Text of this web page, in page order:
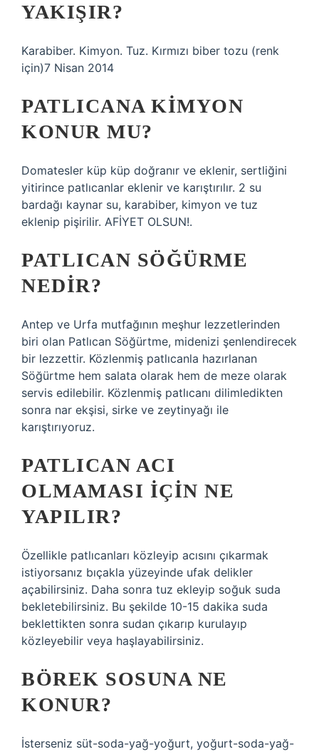
YAKIŞIR?
Karabiber. Kimyon. Tuz. Kırmızı biber tozu (renk
için)7 Nisan 2014
PATLICANA KIMYON
KONUR MU?
Domatesler küp küp doğranır ve eklenir, sertliğini
yitirince patlıcanlar eklenir ve karıştırılır. 2 su
bardağı kaynar su, karabiber, kimyon ve tuz
eklenip pişirilir. AFİYET OLSUN!.
PATLICAN SÖĞÜRME
NEDIR?
Antep ve Urfa mutfağının meşhur lezzetlerinden
biri olan Patlıcan Söğürtme, midenizi şenlendirecek
bir lezzettir. Közlenmiş patlıcanla hazırlanan
Söğürtme hem salata olarak hem de meze olarak
servis edilebilir. Közlenmiş patlıcanı dilimledikten
sonra nar ekşisi, sirke ve zeytinyağı ile
karıştırıyoruz.
PATLICAN ACI
OLMAMASI IÇIN NE
YAPILIR?
Özellikle patlıcanları közleyip acısını çıkarmak
istiyorsanız bıçakla yüzeyinde ufak delikler
açabilirsiniz. Daha sonra tuz ekleyip soğuk suda
bekletebilirsiniz. Bu şekilde 10-15 dakika suda
beklettikten sonra sudan çıkarıp kurulayıp
közleyebilir veya haşlayabilirsiniz.
BÖREK SOSUNA NE
KONUR?
İsterseniz süt-soda-yağ-yoğurt, yoğurt-soda-yağ-